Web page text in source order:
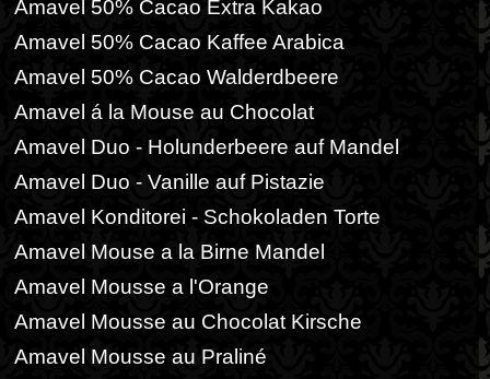
Amavel 50% Cacao Extra Kakao
Amavel 50% Cacao Kaffee Arabica
Amavel 50% Cacao Walderdbeere
Amavel á la Mouse au Chocolat
Amavel Duo - Holunderbeere auf Mandel
Amavel Duo - Vanille auf Pistazie
Amavel Konditorei - Schokoladen Torte
Amavel Mouse a la Birne Mandel
Amavel Mousse a l'Orange
Amavel Mousse au Chocolat Kirsche
Amavel Mousse au Praliné